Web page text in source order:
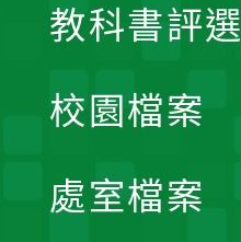
教科書評選
校園檔案
處室檔案